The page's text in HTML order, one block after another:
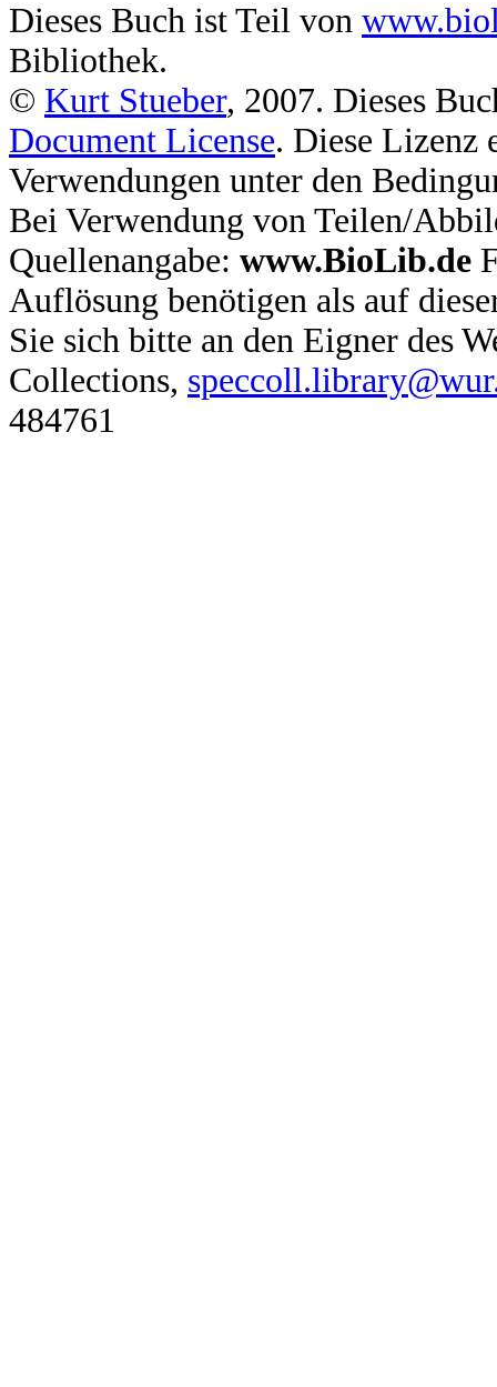
Dieses Buch ist Teil von
Bibliothek.
© Kurt Stueber, 2007. Dieses
Document License. Diese Lizenz
Verwendungen unter den
Bei Verwendung von Teilen/
Quellenangabe: www.BioLib.de
Auflösung benötigen als auf
Sie sich bitte an den Eigner des
Collections,
484761